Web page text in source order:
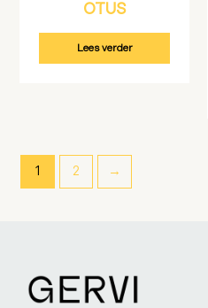
OTUS
Lees verder
1 2 →